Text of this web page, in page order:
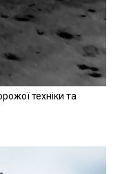
техніки та